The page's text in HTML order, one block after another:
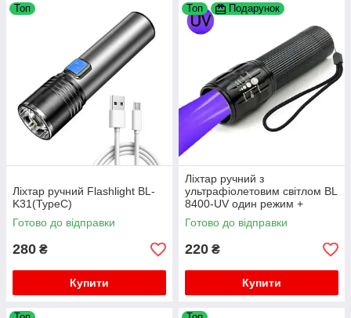
Топ
Ліхтар ручний Flashlight BL-
K31(TypeC)
Готово до відправки
280 ₴
Купити
Топ Подарунок
Ліхтар ручний з
ультрафіолетовим світлом BL
8400-UV один режим +
батарейки в подарунок
Готово до відправки
220 ₴
Купити